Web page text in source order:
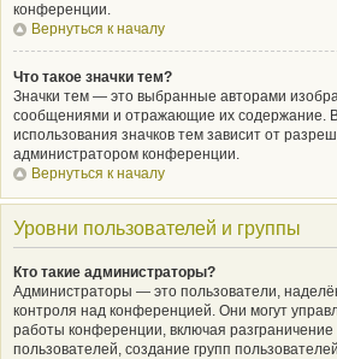
конференции.
Вернуться к началу
Что такое значки тем?
Значки тем — это выбранные авторами
сообщениями и отражающие их содержание.
использования значков тем зависит от
администратором конференции.
Вернуться к началу
Уровни пользователей и группы
Кто такие администраторы?
Администраторы — это пользователи,
контроля над конференцией. Они могут
работы конференции, включая разграничение
пользователей, создание групп